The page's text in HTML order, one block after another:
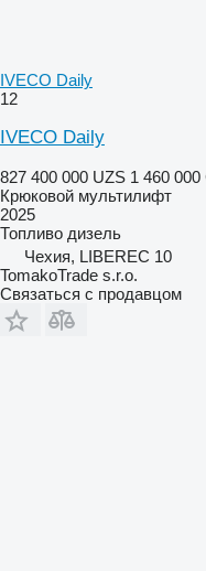
IVECO Daily
12
IVECO Daily
827 400 000 UZS 1 460 000
Крюковой мультилифт
2025
Топливо дизель
Чехия, LIBEREC 10
TomakoTrade s.r.o.
Связаться с продавцом